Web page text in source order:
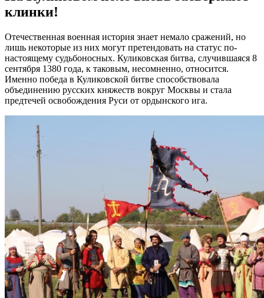
клинки!
Отечественная военная история знает немало сражений, но
лишь некоторые из них могут претендовать на статус по-
настоящему судьбоносных. Куликовская битва, случившаяся 8
сентября 1380 года, к таковым, несомненно, относится.
Именно победа в Куликовской битве способствовала
объединению русских княжеств вокруг Москвы и стала
предтечей освобождения Руси от ордынского ига.